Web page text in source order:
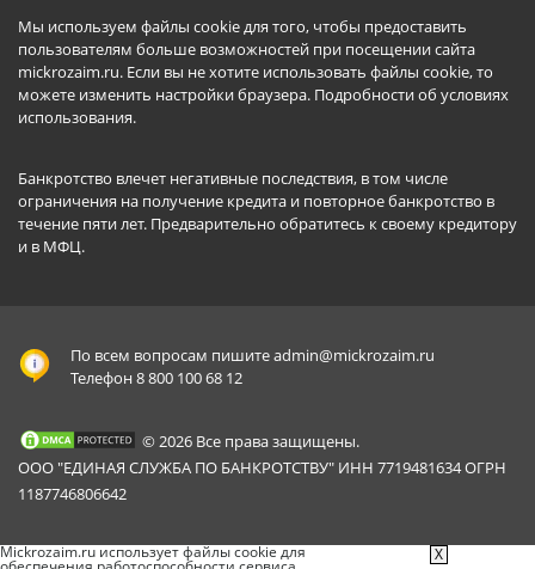
Мы используем файлы cookie для того, чтобы предоставить
пользователям больше возможностей при посещении сайта
mickrozaim.ru. Если вы не хотите использовать файлы cookie, то
можете изменить настройки браузера. Подробности об условиях
использования.
Банкротство влечет негативные последствия, в том числе
ограничения на получение кредита и повторное банкротство в
течение пяти лет. Предварительно обратитесь к своему кредитору
и в МФЦ.
По всем вопросам пишитеadmin@mickrozaim.ru
Телефон 8 800 100 68 12
© 2026 Все права защищены.
ООО "ЕДИНАЯ СЛУЖБА ПО БАНКРОТСТВУ" ИНН 7719481634 ОГРН
1187746806642
Mickrozaim.ru использует файлы cookie для X